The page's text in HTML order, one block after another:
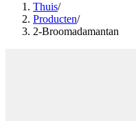
Thuis/
Producten/
2-Broomadamantan